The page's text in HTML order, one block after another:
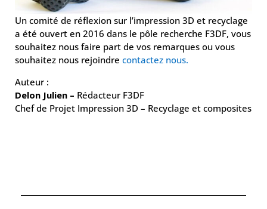
Un comité de réflexion sur l’impression 3D et recyclage
a été ouvert en 2016 dans le pôle recherche F3DF, vous
souhaitez nous faire part de vos remarques ou vous
souhaitez nous rejoindre contactez nous.
Auteur :
Delon Julien – Rédacteur F3DF
Chef de Projet Impression 3D – Recyclage et composites